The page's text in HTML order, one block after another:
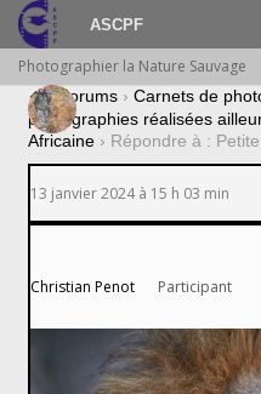
ASCPF
Photographier la Nature Sauvage
› Forums › Carnets de
photographies réalisées
Africaine › Répondre à :
13 janvier 2024 à 15 h 03 min
Christian Penot Participant